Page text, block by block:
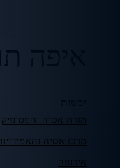
איפה
מזרח אסיה והפסיפיק
מרכז אסיה
אירופה